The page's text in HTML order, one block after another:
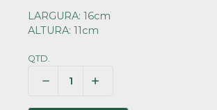
LARGURA: 16cm
ALTURA: 11cm
QTD.